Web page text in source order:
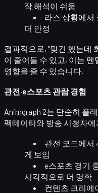
작 해석이 쉬움
라스 상황에서
더 안정
결과적으로, "맞긴 했는데
이 줄어들 수 있고, 이는 멘
영향을 줄 수 있습니다.
관전·e스포츠 관람 경험
Animgraph 2는 단순히 플
펙테이터와 방송 시청자에
관전 모드에서
게 보임
e스포츠 경기
시각적으로 더 명확
컨텐츠 크리에